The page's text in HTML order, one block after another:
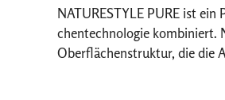
NATURESTYLE PURE ist
chentechnologie kombiniert.
Oberflächenstruktur, die die